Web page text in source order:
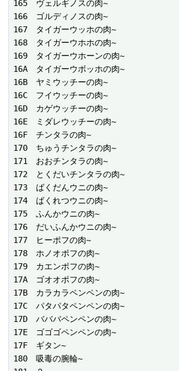
165　ヴェルギノスの肉~
166　ゴルディノスの肉~
167　タイガーウッホの肉~
168　タイガーウホホの肉~
169　タイガーウホーンの肉~
16A　タイガーウボッホの肉~
16B　ヤミウッチーの肉~
16C　フイウッチーの肉~
16D　カゲウッチーの肉~
16E　ミダレウッチーの肉~
16F　チンタラの肉~
170　ちゅうチンタラの肉~
171　おおチンタラの肉~
172　とくだいチンタラの肉~
173　ばくだんウニの肉~
174　ばくれつウニの肉~
175　ふんかウニの肉~
176　だいふんかウニの肉~
177　ヒーポフの肉~
178　ホノオポフの肉~
179　カエンポフの肉~
17A　ゴオオポフの肉~
17B　カラカラペンペンの肉~
17C　パタパタペンペンの肉~
17D　バババペンペンの肉~
17E　ゴゴゴペンペンの肉~
17F　ギタン~
180　吸毒の腕輪~